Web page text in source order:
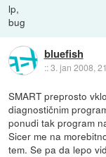
lp,
bug
bluefish
::3. jan 2008,
SMART preprosto
diagnostičnim
ponudi tak program
Sicer me na
tem. Se pa da lepo